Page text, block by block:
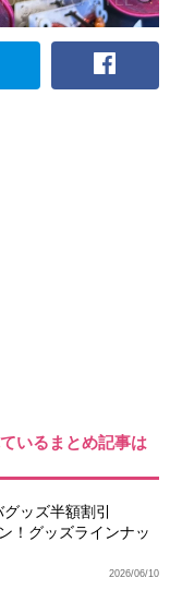
いるまとめ記事は
ッズ半額割引
！グッズラインナッ
2026/06/10